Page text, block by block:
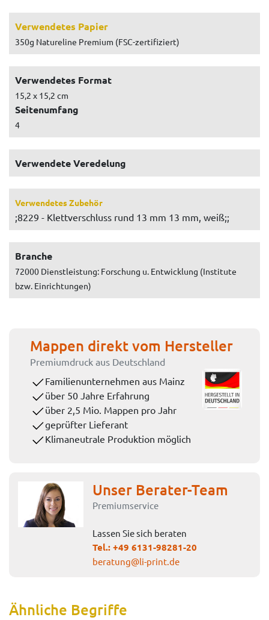
Verwendetes Papier
350g Natureline Premium (FSC-zertifiziert)
Verwendetes Format
15,2 x 15,2 cm
Seitenumfang
4
Verwendete Veredelung
Verwendetes Zubehör
;8229 - Klettverschluss rund 13 mm 13 mm, weiß;;
Branche
72000 Dienstleistung: Forschung u. Entwicklung (Institute
bzw. Einrichtungen)
Mappen direkt vom Hersteller
Premiumdruck aus Deutschland
Familienunternehmen aus Mainz
über 50 Jahre Erfahrung
über 2,5 Mio. Mappen pro Jahr
geprüfter Lieferant
Klimaneutrale Produktion möglich
Unser Berater-Team
Premiumservice
Lassen Sie sich beraten
Tel.:+49 6131-98281-20
beratung@li-print.de
Ähnliche Begriffe